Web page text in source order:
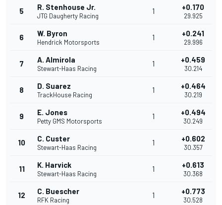
5 R. Stenhouse Jr.
JTG Daugherty Racing
1 +0.170
29.925
6 W. Byron
Hendrick Motorsports
1 +0.241
29.996
7 A. Almirola
Stewart-Haas Racing
1 +0.459
30.214
8 D. Suarez
TrackHouse Racing
1 +0.464
30.219
9 E. Jones
Petty GMS Motorsports
1 +0.494
30.249
10 C. Custer
Stewart-Haas Racing
1 +0.602
30.357
11 K. Harvick
Stewart-Haas Racing
1 +0.613
30.368
12 C. Buescher
RFK Racing
1 +0.773
30.528